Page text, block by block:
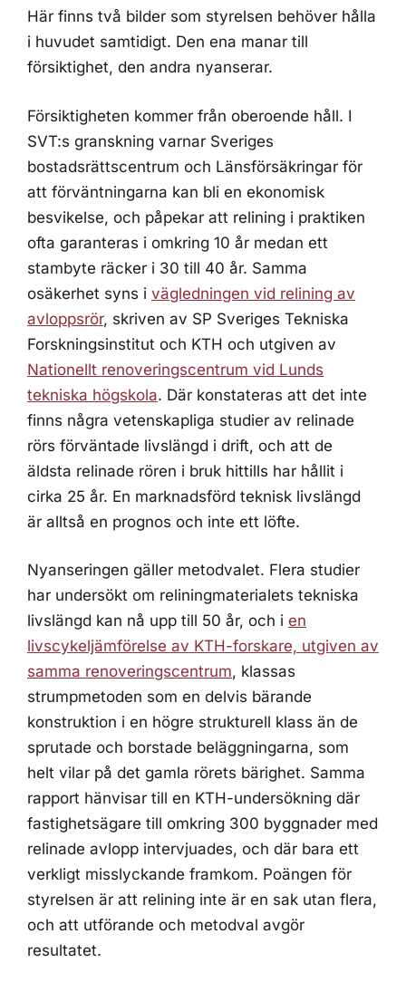
Här finns två bilder som styrelsen behöver hålla
i huvudet samtidigt. Den ena manar till
försiktighet, den andra nyanserar.
Försiktigheten kommer från oberoende håll. I
SVT:s granskning varnar Sveriges
bostadsrättscentrum och Länsförsäkringar för
att förväntningarna kan bli en ekonomisk
besvikelse, och påpekar att relining i praktiken
ofta garanteras i omkring 10 år medan ett
stambyte räcker i 30 till 40 år. Samma
osäkerhet syns i vägledningen vid relining av
avloppsrör, skriven av SP Sveriges Tekniska
Forskningsinstitut och KTH och utgiven av
Nationellt renoveringscentrum vid Lunds
tekniska högskola. Där konstateras att det inte
finns några vetenskapliga studier av relinade
rörs förväntade livslängd i drift, och att de
äldsta relinade rören i bruk hittills har hållit i
cirka 25 år. En marknadsförd teknisk livslängd
är alltså en prognos och inte ett löfte.
Nyanseringen gäller metodvalet. Flera studier
har undersökt om reliningmaterialets tekniska
livslängd kan nå upp till 50 år, och i en
livscykeljämförelse av KTH-forskare, utgiven av
samma renoveringscentrum, klassas
strumpmetoden som en delvis bärande
konstruktion i en högre strukturell klass än de
sprutade och borstade beläggningarna, som
helt vilar på det gamla rörets bärighet. Samma
rapport hänvisar till en KTH-undersökning där
fastighetsägare till omkring 300 byggnader med
relinade avlopp intervjuades, och där bara ett
verkligt misslyckande framkom. Poängen för
styrelsen är att relining inte är en sak utan flera,
och att utförande och metodval avgör
resultatet.